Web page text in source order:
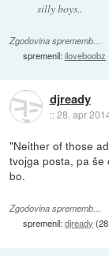
silly boys..
Zgodovina sprememb…
spremenil:iloveboobz
djready
::28. apr
"Neither of those
tvojga posta, pa še
bo.
Zgodovina sprememb…
spremenil:djready (